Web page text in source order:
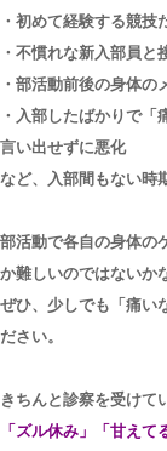
・初めて経験する競
・不慣れな新入部員と
・部活動前後の身体
・入部したばかりで「
言い出せずに悪化
など、入部間もない時
部活動で各自の身体の
か難しいのではないか
ぜひ、少しでも「痛い
ださい。
きちんと診察を受けて
「ズル休み」「甘えて